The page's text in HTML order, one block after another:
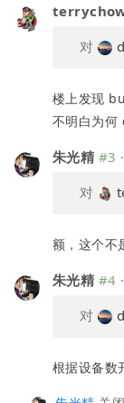
对
楼上发现
不明白为何
朱光精 #3 ·
对
额，这个不
朱光精 #4 ·
对
根据设备数